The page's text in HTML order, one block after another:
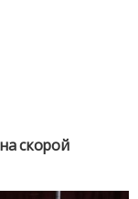
скорой